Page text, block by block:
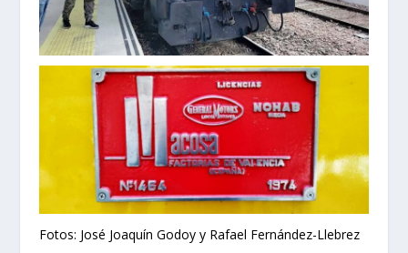
Fotos: José Joaquín Godoy y Rafael Fernández-Llebrez